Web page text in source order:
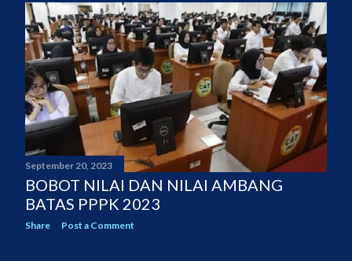
s
t
s
September 20, 2023
BOBOT NILAI DAN NILAI AMBANG
BATAS PPPK 2023
Share Post a Comment